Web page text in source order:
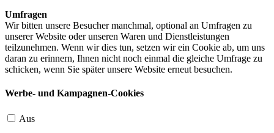
Umfragen
Wir bitten unsere Besucher manchmal, optional an Umfragen zu
unserer Website oder unseren Waren und Dienstleistungen
teilzunehmen. Wenn wir dies tun, setzen wir ein Cookie ab, um uns
daran zu erinnern, Ihnen nicht noch einmal die gleiche Umfrage zu
schicken, wenn Sie später unsere Website erneut besuchen.
Werbe- und Kampagnen-Cookies
Aus